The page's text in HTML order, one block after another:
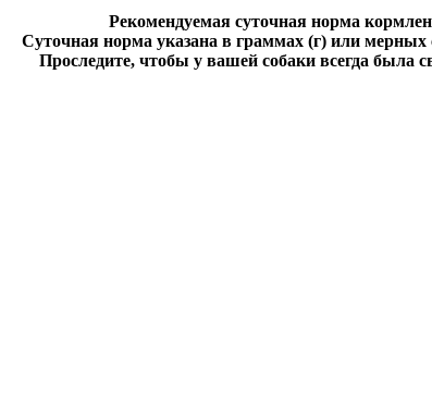
Рекомендуемая суточная норма
Суточная норма указана в граммах (г) или мерных
Проследите, чтобы у вашей собаки всегда была